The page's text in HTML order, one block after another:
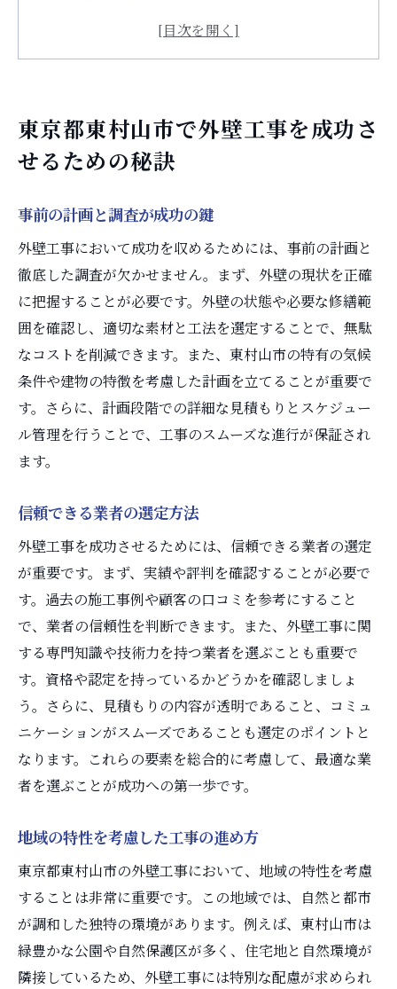
完了後のメンテナンス計画
外壁工事を依頼する前に知っておくべきポイン
業者の実績と評価を確認する方法
必要な許可や法的手続きを理解する
予算計画を立てるためのヒント
施工期間の目安とスケジュール設定
材料の選び方とその特徴
トラブルを避けるための契約内容確認
東京都東村山市の外壁工事で信頼できる業者を
選ぶ方法
地元業者の強みを活かす
無料見積もりと比較を行う
保証内容とアフターケアの確認
対応の迅速さと丁寧さを評価する
外壁工事の費用と品質を両立するためのコツ
コストパフォーマンスの高い材料選び
無駄を省く計画と施工管理
長期的な視点でのメンテナンス費用を考慮
安さだけでなく質を重視する
業者との価格交渉のポイント
品質保証のある業者を選ぶ
ェックポイント
契約前に確認すべき事項
工事中の進捗確認方法
トラブル発生時の対応策
東京都東村山市で外壁工事を成功さ
せるための秘訣
事前の計画と調査が成功の鍵
外壁工事において成功を収めるためには、事前の計画と
徹底した調査が欠かせません。まず、外壁の現状を正確
に把握することが必要です。外壁の状態や必要な修繕範
囲を確認し、適切な素材と工法を選定することで、無駄
なコストを削減できます。また、東村山市の特有の気候
条件や建物の特徴を考慮した計画を立てることが重要で
す。さらに、計画段階での詳細な見積もりとスケジュー
ル管理を行うことで、工事のスムーズな進行が保証され
ます。
信頼できる業者の選定方法
外壁工事を成功させるためには、信頼できる業者の選定
が重要です。まず、実績や評判を確認することが必要で
す。過去の施工事例や顧客の口コミを参考にすること
で、業者の信頼性を判断できます。また、外壁工事に関
する専門知識や技術力を持つ業者を選ぶことも重要で
す。資格や認定を持っているかどうかを確認しましょ
う。さらに、見積もりの内容が透明であること、コミュ
ニケーションがスムーズであることも選定のポイントと
なります。これらの要素を総合的に考慮して、最適な業
者を選ぶことが成功への第一歩です。
地域の特性を考慮した工事の進め方
東京都東村山市の外壁工事において、地域の特性を考慮
することは非常に重要です。この地域では、自然と都市
が調和した独特の環境があります。例えば、東村山市は
緑豊かな公園や自然保護区が多く、住宅地と自然環境が
隣接しているため、外壁工事には特別な配慮が求められ